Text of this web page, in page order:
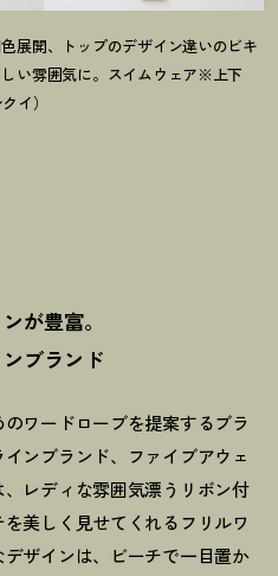
展開、トップのデザイン違いのビキ
い雰囲気に。スイムウェア※上下
イ）
が豊富。
ブランド
ワードローブを提案するブラ
ンブランド、ファイブアウェ
レディな雰囲気漂うリボン付
美しく見せてくれるフリルワ
ザインは、ビーチで一目置か